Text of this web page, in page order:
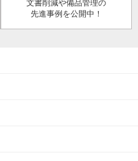
文書削減や備品管理の
先進事例を公開中！